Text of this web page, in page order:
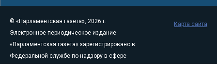
© «Парламентская газета», 2026 г.
Электронное периодическое издание
«Парламентская газета» зарегистрировано в
Федеральной службе по надзору в сфере
Карта сайта